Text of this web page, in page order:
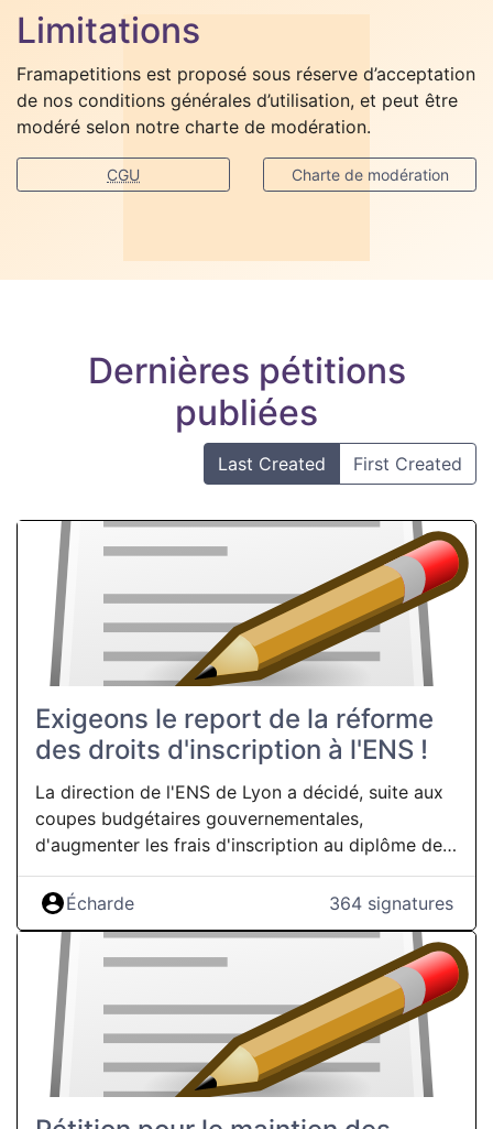
Limitations
Framapetitions est proposé sous réserve d’acceptation
de nos conditions générales d’utilisation, et peut être
modéré selon notre charte de modération.
CGU Charte de modération
Dernières pétitions
publiées
Last Created First Created
Exigeons le report de la réforme
des droits d'inscription à l'ENS !
La direction de l'ENS de Lyon a décidé, suite aux
coupes budgétaires gouvernementales,
d'augmenter les frais d'inscription au diplôme de
l'ENS de Lyon. Suite à cela, les élu·es étudiant·es
ont proposé une application progressive de cette
hausse, tenant compte du statut des étudiant·es
et des revenus familiaux. Malgré cette
"adoucissement" de la réforme, il n'en reste pas
moins que cette directive prise par
l'administration est une atteinte au principe de
gratuité et d'universalité de l'École publique. La
présidence veut combler le déficit de l'école avec
Écharde 364 signatures